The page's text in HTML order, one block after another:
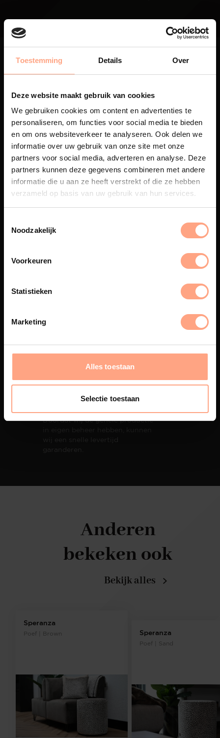
Toestemming Details Over
Deze website maakt gebruik van cookies
We gebruiken cookies om content en advertenties te
personaliseren, om functies voor social media te bieden
en om ons websiteverkeer te analyseren. Ook delen we
informatie over uw gebruik van onze site met onze
partners voor social media, adverteren en analyse. Deze
partners kunnen deze gegevens combineren met andere
informatie die u aan ze heeft verstrekt of die ze hebben
verzameld op basis van uw gebruik van hun services.
Noodzakelijk
Voorkeuren
Statistieken
Marketing
Alles toestaan
Selectie toestaan
Maatwerk
Een exclusieve handgemaakte
beleving, waar Nederlands
vakmanschap en design
samenkomen.
eigen spuiterij afgewerkt met
PUUUR biedt volledige
Snelle levering
Doordat wij de gehele productie
garanderen.
Speranza
Poef | Brown Speranza
Poef | Sand
Anderen
bekeken ook
Bekijk alles